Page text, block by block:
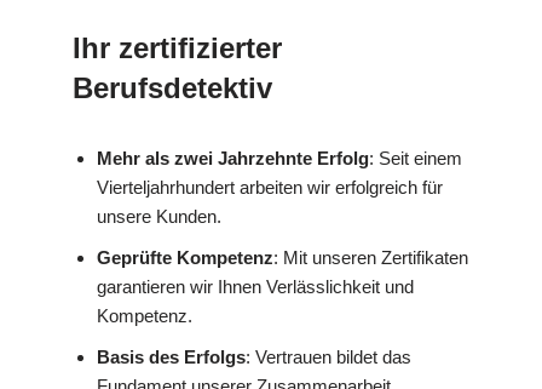
Ihr zertifizierter
Berufsdetektiv
Mehr als zwei Jahrzehnte Erfolg: Seit einem
Vierteljahrhundert arbeiten wir erfolgreich für
unsere Kunden.
Geprüfte Kompetenz: Mit unseren Zertifikaten
garantieren wir Ihnen Verlässlichkeit und
Kompetenz.
Basis des Erfolgs: Vertrauen bildet das